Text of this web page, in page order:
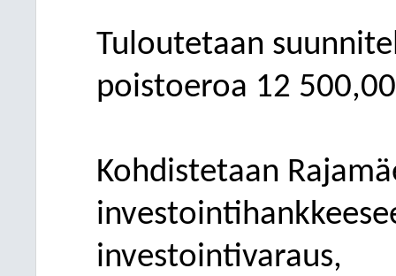
Tuloutetaan
poistoeroa 12
Kohdistetaan
investointivaraus,